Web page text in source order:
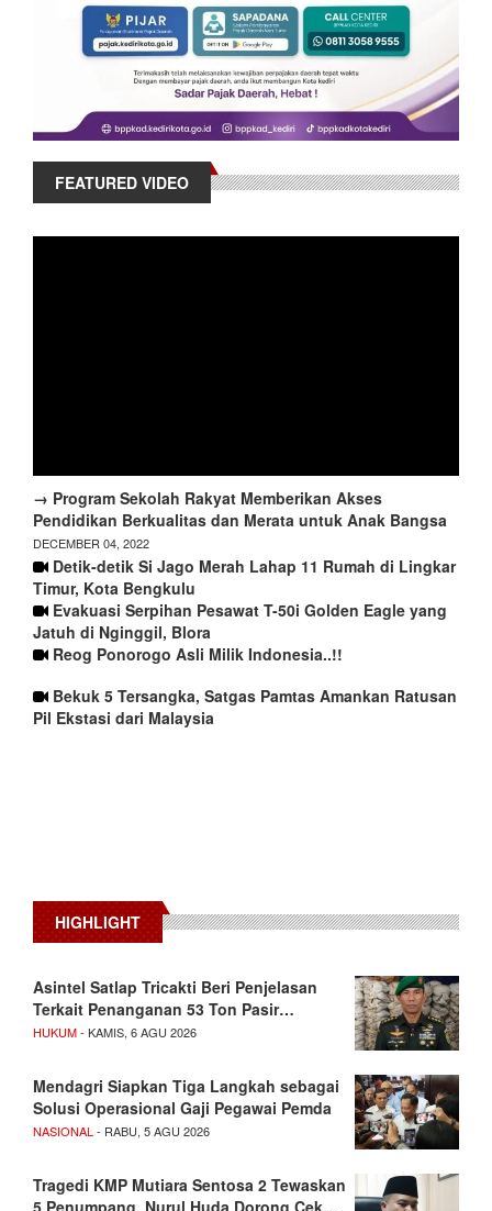
FEATURED VIDEO
→ Program Sekolah Rakyat Memberikan Akses
Pendidikan Berkualitas dan Merata untuk Anak Bangsa
DECEMBER 04, 2022
Detik-detik Si Jago Merah Lahap 11 Rumah di Lingkar
Timur, Kota Bengkulu
Evakuasi Serpihan Pesawat T-50i Golden Eagle yang
Jatuh di Nginggil, Blora
Reog Ponorogo Asli Milik Indonesia..!!
Bekuk 5 Tersangka, Satgas Pamtas Amankan Ratusan
Pil Ekstasi dari Malaysia
HIGHLIGHT
Asintel Satlap Tricakti Beri Penjelasan
Terkait Penanganan 53 Ton Pasir…
HUKUM- KAMIS, 6 AGU 2026
Mendagri Siapkan Tiga Langkah sebagai
Solusi Operasional Gaji Pegawai Pemda
NASIONAL - RABU, 5 AGU 2026
Tragedi KMP Mutiara Sentosa 2 Tewaskan
5 Penumpang, Nurul Huda Dorong Cek…